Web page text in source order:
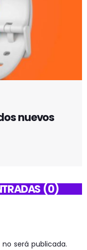
nuevos
(0)
será publicada.